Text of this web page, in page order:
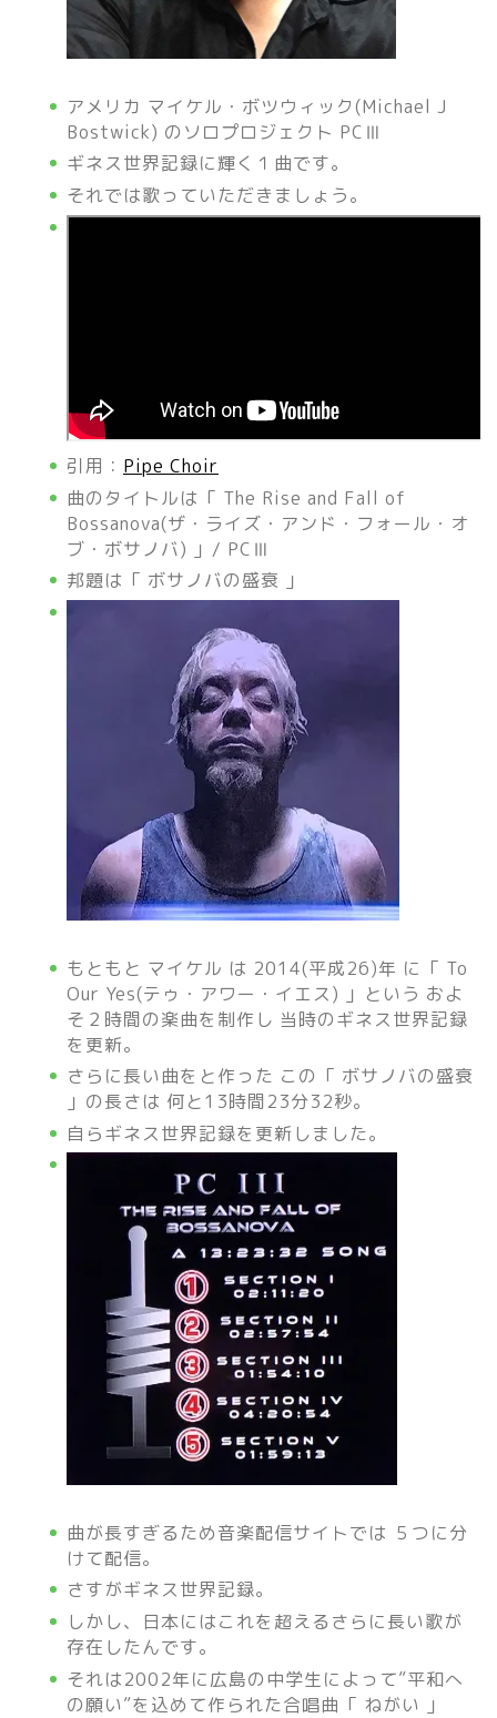
アメリカ マイケル・ボツウィック(Michael J
Bostwick) のソロプロジェクト PCⅢ
ギネス世界記録に輝く１曲です。
それでは歌っていただきましょう。
引用： Pipe Choir
曲のタイトルは「 The Rise and Fall of
Bossanova(ザ・ライズ・アンド・フォール・オ
ブ・ボサノバ) 」/ PCⅢ
邦題は「 ボサノバの盛衰 」
もともと マイケル は 2014(平成26)年 に「 To
Our Yes(テゥ・アワー・イエス) 」という およ
そ２時間の楽曲を制作し 当時のギネス世界記録
を更新。
さらに長い曲をと作った この「 ボサノバの盛衰
」の長さは 何と13時間23分32秒。
自らギネス世界記録を更新しました。
曲が長すぎるため音楽配信サイトでは ５つに分
けて配信。
さすがギネス世界記録。
しかし、日本にはこれを超えるさらに長い歌が
存在したんです。
それは2002年に広島の中学生によって”平和へ
の願い”を込めて作られた合唱曲「 ねがい 」